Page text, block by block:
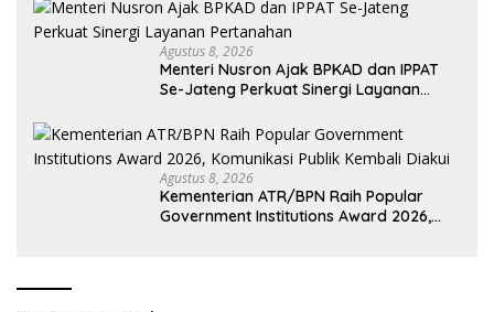
Agustus 8, 2026
Menteri Nusron Ajak BPKAD dan IPPAT
Se-Jateng Perkuat Sinergi Layanan
Agustus 8, 2026
Kementerian ATR/BPN Raih Popular
Government Institutions Award 2026,